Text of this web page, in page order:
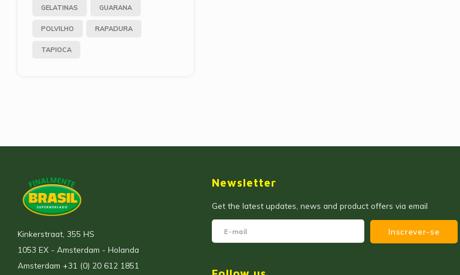
GELATINAS GUARANA
POLVILHO RAPADURA
TAPIOCA
Kinkerstraat, 355 HS
1053 EX - Amsterdam - Holanda
Amsterdam +31 (0) 20 612 1851
Newsletter
Get the latest updates, news and product offers via email
Inscrever-se